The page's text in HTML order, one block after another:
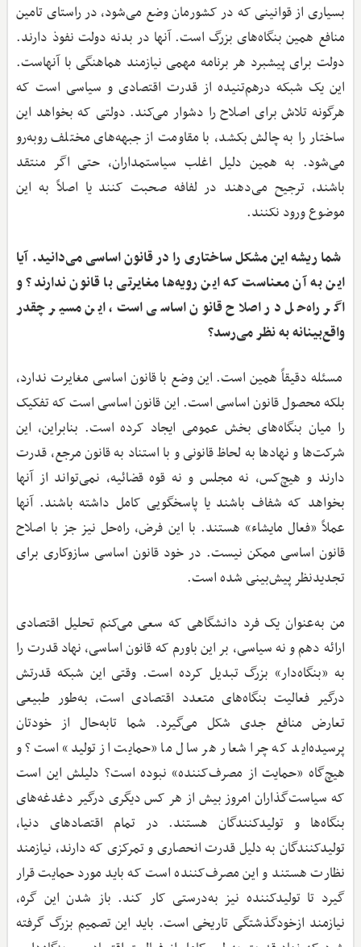
بسیاری از قوانینی که در کشورمان وضع می‌شود، در راستای تامین
منافع همین بنگاه‌های بزرگ است. آنها در بدنه دولت نفوذ دارند.
دولت برای پیشبرد هر برنامه مهمی نیازمند هماهنگی با آنهاست.
این یک شبکه درهم‌تنیده از قدرت اقتصادی و سیاسی است که
هرگونه تلاش برای اصلاح را دشوار می‌کند. دولتی که بخواهد این
ساختار را به چالش بکشد، با مقاومت از جبهه‌های مختلف روبه‌رو
می‌شود. به همین دلیل اغلب سیاستمداران، حتی اگر منتقد
باشند، ترجیح می‌دهند در لفافه صحبت کنند یا اصلاً به این
موضوع ورود نکنند.
‌ شما ریشه این مشکل ساختاری را در قانون اساسی می‌دانید. آیا
این به آن معناست که این رویه‌ها مغایرتی با قانون ندارند؟ و
اگر راه‌حل در اصلاح قانون اساسی است، این مسیر چقدر
واقع‌بینانه به نظر می‌رسد؟
مسئله دقیقاً همین است. این وضع با قانون اساسی مغایرت ندارد،
بلکه محصول قانون اساسی است. این قانون اساسی است که تفکیک
را میان بنگاه‌های بخش عمومی ایجاد کرده است. بنابراین، این
شرکت‌ها و نهادها به لحاظ قانونی و با استناد به قانون مرجع، قدرت
دارند و هیچ‌کس، نه مجلس و نه قوه قضائیه، نمی‌تواند از آنها
بخواهد که شفاف باشند یا پاسخگویی کامل داشته باشند. آنها
عملاً «فعال مایشاء» هستند. با این فرض، راه‌حل نیز جز با اصلاح
قانون اساسی ممکن نیست. در خود قانون اساسی سازوکاری برای
تجدیدنظر پیش‌بینی شده است.
من به‌عنوان یک فرد دانشگاهی که سعی می‌کنم تحلیل اقتصادی
ارائه دهم و نه سیاسی، بر این باورم که قانون اساسی، نهاد قدرت را
به «بنگاه‌دار» بزرگ تبدیل کرده است. وقتی این شبکه قدرتش
درگیر فعالیت بنگاه‌های متعدد اقتصادی است، به‌طور طبیعی
تعارض منافع جدی شکل می‌گیرد. شما تابه‌حال از خودتان
پرسیده‌اید که چرا شعار هر سال ما «حمایت از تولید» است؟ و
هیچ‌گاه «حمایت از مصرف‌کننده» نبوده است؟ دلیلش این است
که سیاست‌گذاران امروز بیش از هر کس دیگری درگیر دغدغه‌های
بنگاه‌ها و تولیدکنندگان هستند. در تمام اقتصادهای دنیا،
تولیدکنندگان به دلیل قدرت انحصاری و تمرکزی که دارند، نیازمند
نظارت هستند و این مصرف‌کننده است که باید مورد حمایت قرار
گیرد تا تولیدکننده نیز به‌درستی کار کند. باز شدن این گره،
نیازمند ازخودگذشتگی تاریخی است. باید این تصمیم بزرگ گرفته